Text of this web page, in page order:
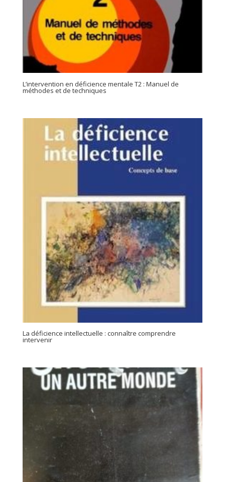
L’intervention en déficience mentale T2 : Manuel de
méthodes et de techniques
La déficience intellectuelle : connaître comprendre
intervenir